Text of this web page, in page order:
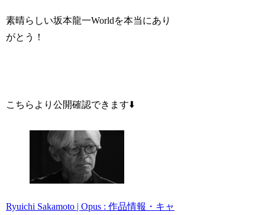
素晴らしい坂本龍一Worldを本当にあり
がとう！
こちらより公開確認できます⬇️
Ryuichi Sakamoto | Opus : 作品情報・キャ